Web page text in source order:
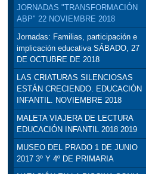
JORNADAS "TRANSFORMACIÓN
ABP" 22 NOVIEMBRE 2018
Jornadas: Familias, participación e
implicación educativa SÁBADO, 27
DE OCTUBRE DE 2018
LAS CRIATURAS SILENCIOSAS
ESTÁN CRECIENDO. EDUCACIÓN
INFANTIL. NOVIEMBRE 2018
MALETA VIAJERA DE LECTURA
EDUCACIÓN INFANTIL 2018 2019
MUSEO DEL PRADO 1 DE JUNIO
2017 3º Y 4º DE PRIMARIA